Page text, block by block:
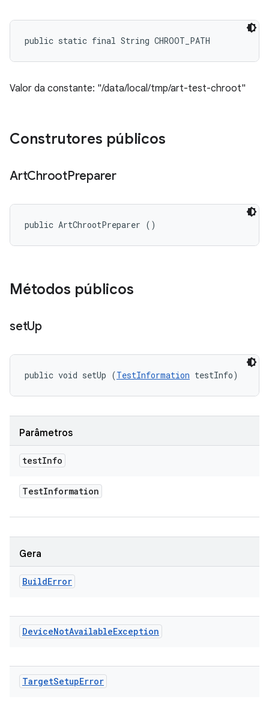
public static final String CHROOT_PATH
Valor da constante: "/data/local/tmp/art-test-chroot"
Construtores públicos
ArtChrootPreparer
public ArtChrootPreparer ()
Métodos públicos
setUp
public void setUp (TestInformation testInfo)
Parâmetros
testInfo
TestInformation
Gera
BuildError
DeviceNotAvailableException
TargetSetupError